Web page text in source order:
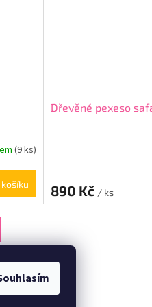
(9 ks)
košíku
Dřevěné pexeso
890 Kč / ks